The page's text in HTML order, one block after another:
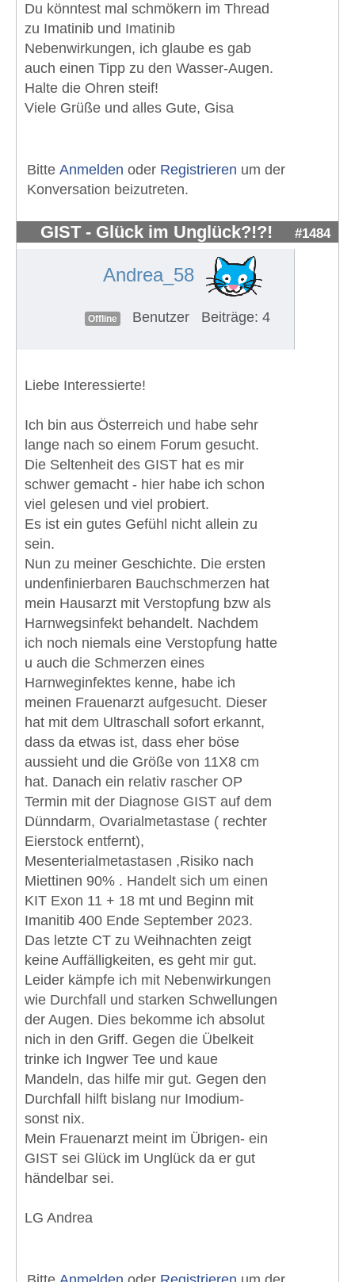
Du könntest mal schmökern im Thread
zu Imatinib und Imatinib
Nebenwirkungen, ich glaube es gab
auch einen Tipp zu den Wasser-Augen.
Halte die Ohren steif!
Viele Grüße und alles Gute, Gisa
Bitte Anmelden oder Registrieren um der
Konversation beizutreten.
GIST - Glück im Unglück?!?! #1484
Andrea_58
Offline Benutzer Beiträge: 4
Liebe Interessierte!
Ich bin aus Österreich und habe sehr
lange nach so einem Forum gesucht.
Die Seltenheit des GIST hat es mir
schwer gemacht - hier habe ich schon
viel gelesen und viel probiert.
Es ist ein gutes Gefühl nicht allein zu
sein.
Nun zu meiner Geschichte. Die ersten
undenfinierbaren Bauchschmerzen hat
mein Hausarzt mit Verstopfung bzw als
Harnwegsinfekt behandelt. Nachdem
ich noch niemals eine Verstopfung hatte
u auch die Schmerzen eines
Harnweginfektes kenne, habe ich
meinen Frauenarzt aufgesucht. Dieser
hat mit dem Ultraschall sofort erkannt,
dass da etwas ist, dass eher böse
aussieht und die Größe von 11X8 cm
hat. Danach ein relativ rascher OP
Termin mit der Diagnose GIST auf dem
Dünndarm, Ovarialmetastase ( rechter
Eierstock entfernt),
Mesenterialmetastasen ,Risiko nach
Miettinen 90% . Handelt sich um einen
KIT Exon 11 + 18 mt und Beginn mit
Imanitib 400 Ende September 2023.
Das letzte CT zu Weihnachten zeigt
keine Auffälligkeiten, es geht mir gut.
Leider kämpfe ich mit Nebenwirkungen
wie Durchfall und starken Schwellungen
der Augen. Dies bekomme ich absolut
nich in den Griff. Gegen die Übelkeit
trinke ich Ingwer Tee und kaue
Mandeln, das hilfe mir gut. Gegen den
Durchfall hilft bislang nur Imodium-
sonst nix.
Mein Frauenarzt meint im Übrigen- ein
GIST sei Glück im Unglück da er gut
händelbar sei.
LG Andrea